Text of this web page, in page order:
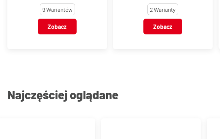
9 Wariantów
Zobacz
językiem, żeliwna
2 Warianty
Zobacz
Najczęściej oglądane